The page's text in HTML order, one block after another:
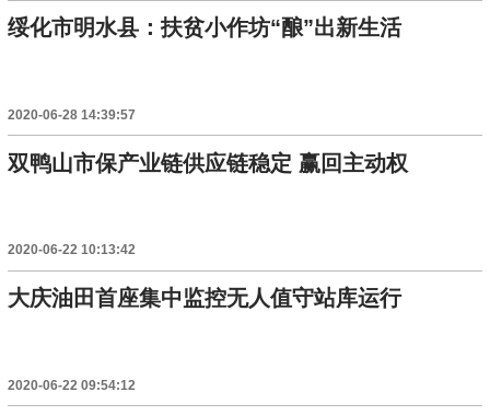
绥化市明水县：扶贫小作坊“酿”出新生活
2020-06-28 14:39:57
双鸭山市保产业链供应链稳定 赢回主动权
2020-06-22 10:13:42
大庆油田首座集中监控无人值守站库运行
2020-06-22 09:54:12